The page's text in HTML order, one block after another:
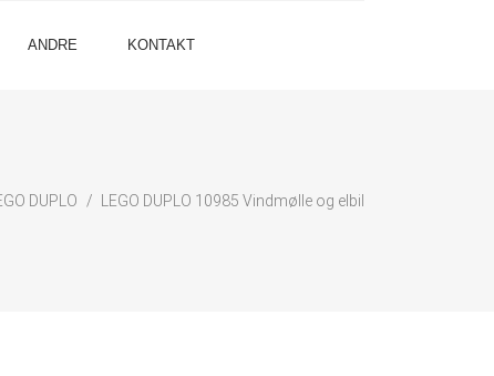
ANDRE KONTAKT
DUPLO LEGO DUPLO 10985 Vindmølle og elbil